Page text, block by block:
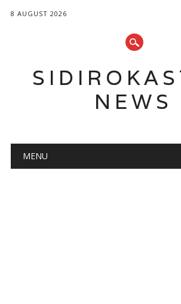
8 AUGUST 2026
NEWS
Main menu
MENU